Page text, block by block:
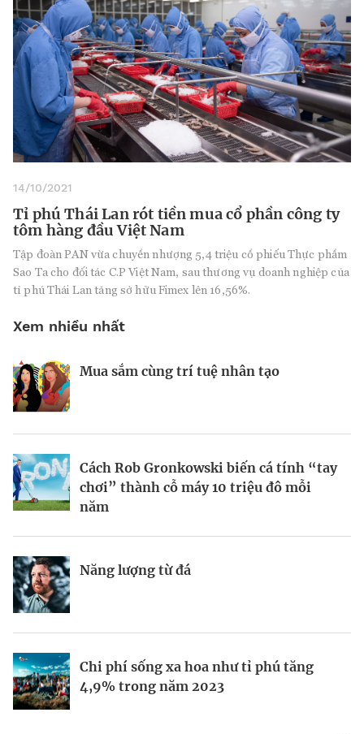
14/10/2021
Tỉ phú Thái Lan rót tiền mua cổ phần công ty
tôm hàng đầu Việt Nam
Tập đoàn PAN vừa chuyển nhượng 5,4 triệu cổ phiếu Thực phẩm
Sao Ta cho đối tác C.P Việt Nam, sau thương vụ doanh nghiệp của
tỉ phú Thái Lan tăng sở hữu Fimex lên 16,56%.
Xem nhiều nhất
Mua sắm cùng trí tuệ nhân tạo
Cách Rob Gronkowski biến cá tính “tay
chơi” thành cỗ máy 10 triệu đô mỗi
năm
Năng lượng từ đá
Chi phí sống xa hoa như tỉ phú tăng
4,9% trong năm 2023
Nhà sáng lập 25 tuổi và tham vọng lật
Thợ săn khoản vay
Nếu biết tận dụng, AI sẽ giúp điều hành
công ty tốt hơn
Định vị doanh nghiệp Việt trên bản đồ
kinh tế toàn cầu
Kiểm soát bất ổn và bảo vệ sức khỏe
BRANDCONNECT | Brand Contributor
Champagne hàng đầu cho chất riêng
mùa lễ hội
Kết nối liên vùng: Đòn bẩy chiến lược
Mukesh Ambani sắp chuyển giao quyền
điều hành Reliance Industries cho các